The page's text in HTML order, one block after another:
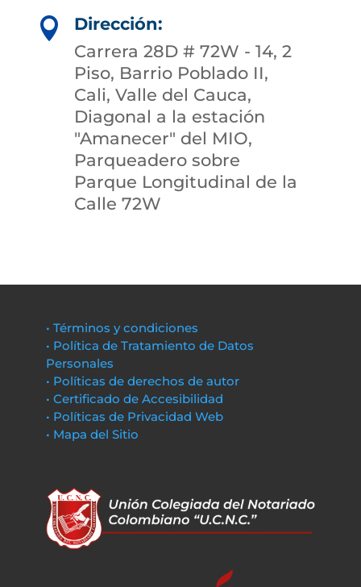

Dirección:
Carrera 28D # 72W - 14, 2
Piso, Barrio Poblado II,
Cali, Valle del Cauca,
Diagonal a la estación
"Amanecer" del MIO,
Parqueadero sobre
Parque Longitudinal de la
Calle 72W
• Términos y condiciones
• Política de Tratamiento de Datos
Personales
• Políticas de derechos de autor
• Certificado de Accesibilidad
• Políticas de Privacidad Web
• Mapa del Sitio